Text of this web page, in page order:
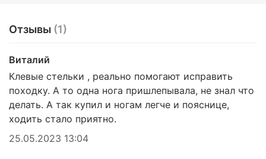
стопы при вальгусных деформациях;
лечения и профилактики сопутствующей
патологии опорно-двигательного аппарата.
Показания к применению:
фиксированное продольное и/или поперечное
остеохондропатии стопы (болезнь Келера II,
Отзывы (1)
Виталий
Клевые стельки , реально помогают исправить
походку. А то одна нога пришлепывала, не знал что
делать. А так купил и ногам легче и пояснице,
ходить стало приятно.
25.05.2023 13:04